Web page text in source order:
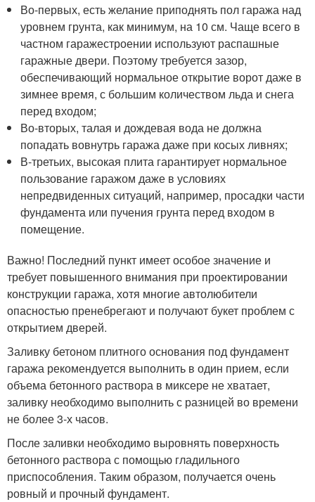
Во-первых, есть желание приподнять пол гаража над
уровнем грунта, как минимум, на 10 см. Чаще всего в
частном гаражестроении используют распашные
гаражные двери. Поэтому требуется зазор,
обеспечивающий нормальное открытие ворот даже в
зимнее время, с большим количеством льда и снега
перед входом;
Во-вторых, талая и дождевая вода не должна
попадать вовнутрь гаража даже при косых ливнях;
В-третьих, высокая плита гарантирует нормальное
пользование гаражом даже в условиях
непредвиденных ситуаций, например, просадки части
фундамента или пучения грунта перед входом в
помещение.
Важно! Последний пункт имеет особое значение и
требует повышенного внимания при проектировании
конструкции гаража, хотя многие автолюбители
опасностью пренебрегают и получают букет проблем с
открытием дверей.
Заливку бетоном плитного основания под фундамент
гаража рекомендуется выполнить в один прием, если
объема бетонного раствора в миксере не хватает,
заливку необходимо выполнить с разницей во времени
не более 3-х часов.
После заливки необходимо выровнять поверхность
бетонного раствора с помощью гладильного
приспособления. Таким образом, получается очень
ровный и прочный фундамент.